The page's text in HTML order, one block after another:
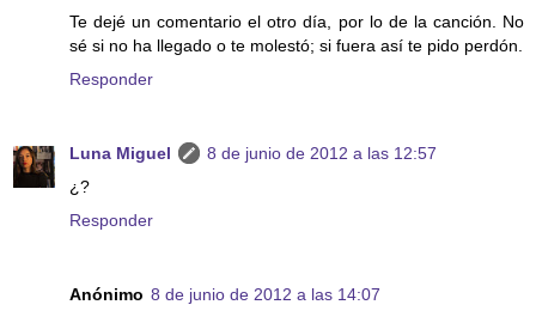
Te dejé un comentario el otro día, por lo de la canción. No
sé si no ha llegado o te molestó; si fuera así te pido perdón.
Responder
Luna Miguel
8 de junio de 2012 a las 12:57
¿?
Responder
Anónimo 8 de junio de 2012 a las 14:07